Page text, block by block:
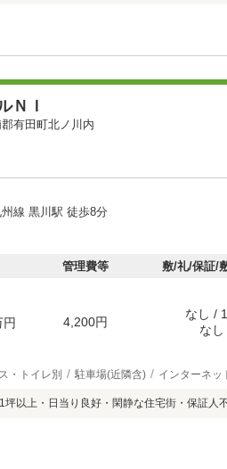
ＮＩ
有田町北ノ川内
線 黒川駅 徒歩8分
管理費等 敷/礼/保証/
円 4,200円
なし /
なし
・トイレ別 駐車場(近隣含) インターネッ
坪以上・日当り良好・閑静な住宅街・保証人